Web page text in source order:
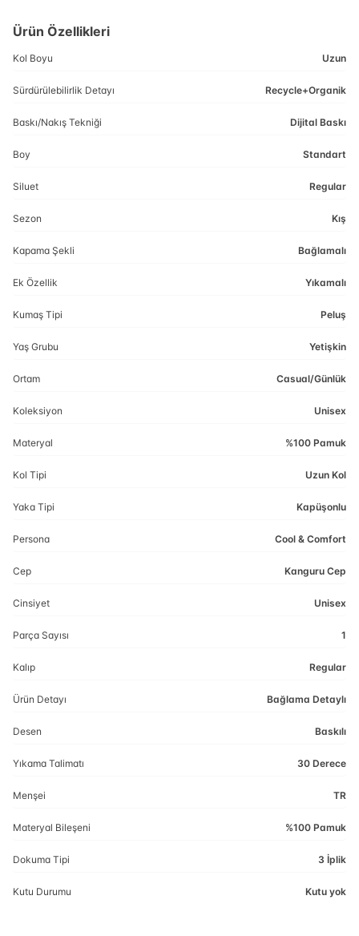
Ürün Özellikleri
Kol Boyu Uzun
Sürdürülebilirlik Detayı Recycle+Organik
Baskı/Nakış Tekniği Dijital Baskı
Boy Standart
Siluet Regular
Sezon Kış
Kapama Şekli Bağlamalı
Ek Özellik Yıkamalı
Kumaş Tipi Peluş
Yaş Grubu Yetişkin
Ortam Casual/Günlük
Koleksiyon Unisex
Materyal %100 Pamuk
Kol Tipi Uzun Kol
Yaka Tipi Kapüşonlu
Persona Cool & Comfort
Cep Kanguru Cep
Cinsiyet Unisex
Parça Sayısı 1
Kalıp Regular
Ürün Detayı Bağlama Detaylı
Desen Baskılı
Yıkama Talimatı 30 Derece
Menşei TR
Materyal Bileşeni %100 Pamuk
Dokuma Tipi 3 İplik
Kutu Durumu Kutu yok